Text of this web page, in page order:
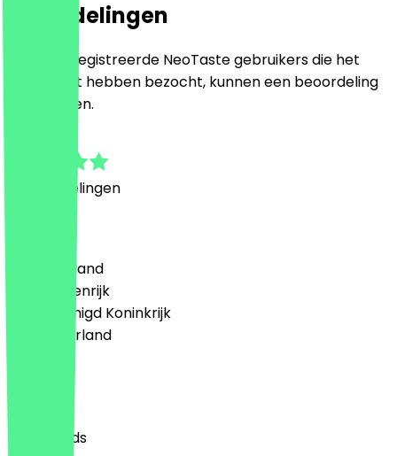
Beoordelingen
Alleen geregistreerde NeoTaste gebruikers die het
restaurant hebben bezocht, kunnen een beoordeling
achterlaten.
Beoordelingen
🇩🇪 Duitsland
🇦🇹 Oostenrijk
🇬🇧 Verenigd Koninkrijk
🇳🇱 Nederland
English
Nederlands